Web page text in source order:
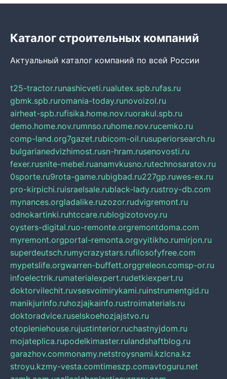
Каталог строительных компаний
Актуальный каталог компаний по всей России
t25-tractor.runashicveti.rualutex.spb.rufas.ru
gbmk.spb.ruromania-today.runovoizol.ru
airheat-spb.rufisika.home.nov.ruorakul.spb.ru
demo.home.nov.rumnso.ruhome.nov.rucemko.ru
comp-land.org7gazet.rubicom-oil.rusuperiorsearch.ru
bulgarianedvizhimost.rusn-hram.rusenovosti.ru
fexer.rusnite-mebel.ruanamvkusno.rutechnosaratov.ru
0sporte.ru9rota-game.rubigbad.ru227gp.ruwes-ex.ru
pro-kirpichi.ruisraelsale.rublack-lady.rustroy-db.com
mynances.orgladalike.ruzozor.rudvigremont.ru
odnokartinki.ruhtccare.rublogizotovoy.ru
oysters-digital.ruo-remonte.orgremontdoma.com
myremont.orgportal-remonta.orgvyitikho.rumirjon.ru
superdeutsch.rumycrazystars.rufilosofyfree.com
mypetslife.orgwarren-buffett.orggreleon.comsp-or.ru
infoelectrik.rumaterialexpert.rudetkiexpert.ru
doktorvilechit.ruvsesvoimirykami.ruinstrumentgid.ru
manikjurinfo.ruhozjajkainfo.rustroimaterials.ru
doktoradvice.ruselskoehozjajstvo.ru
otopleniehouse.rujustinterior.ruchastnyjdom.ru
mojateplica.rupodelkimaster.rulandshaftblog.ru
garazhov.commonamy.netstroysnami.kzlcna.kz
stroyu.kzmy-vesta.comtimeszp.comavtoguru.net